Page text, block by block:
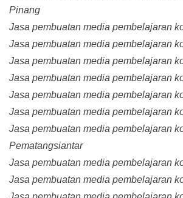
Pinang
Jasa pembuatan media pembelajaran
Jasa pembuatan media pembelajaran
Jasa pembuatan media pembelajaran
Jasa pembuatan media pembelajaran
Jasa pembuatan media pembelajaran
Jasa pembuatan media pembelajaran
Jasa pembuatan media pembelajaran
Pematangsiantar
Jasa pembuatan media pembelajaran
Jasa pembuatan media pembelajaran